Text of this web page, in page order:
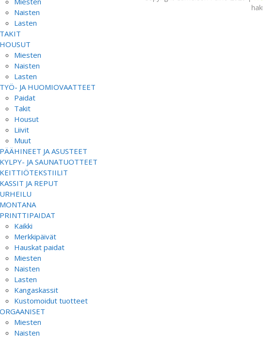
Naisten
Lasten
TAKIT
HOUSUT
Miesten
Naisten
Lasten
TYÖ- JA HUOMIOVAATTEET
Paidat
Takit
Housut
Liivit
Muut
PÄÄHINEET JA ASUSTEET
KYLPY- JA SAUNATUOTTEET
KEITTIÖTEKSTIILIT
KASSIT JA REPUT
URHEILU
MONTANA
PRINTTIPAIDAT
Kaikki
Merkkipäivät
Hauskat paidat
Miesten
Naisten
Lasten
Kangaskassit
Kustomoidut tuotteet
ORGAANISET
Miesten
Naisten